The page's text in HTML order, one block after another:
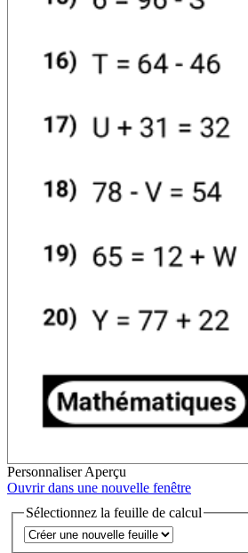
PersonnaliserAperçu
Ouvrir dans une nouvelle fenêtre
Sélectionnez la feuille de calcul